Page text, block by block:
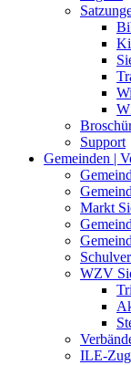
Support
Gemeinden |
Markt
WZV
ILE-